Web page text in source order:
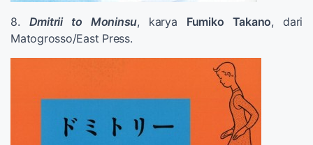
8. Dmitrii to Moninsu, karya Fumiko Takano, dari
Matogrosso/East Press.